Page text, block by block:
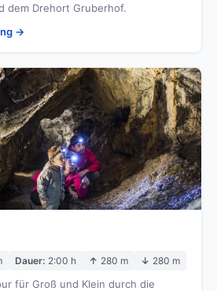
dem Drehort Gruberhof.
→
Dauer: 2:00 h ↑ 280 m ↓ 280 m
für Groß und Klein durch die